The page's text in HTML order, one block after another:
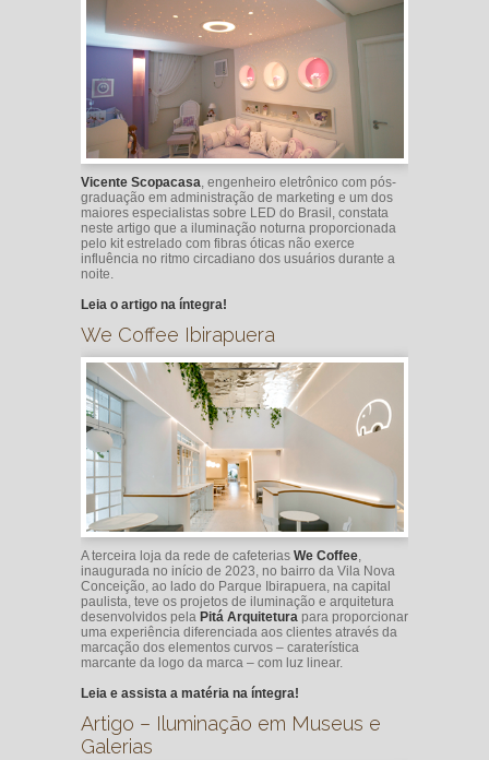
Vicente Scopacasa, engenheiro eletrônico com pós-
graduação em administração de marketing e um dos
maiores especialistas sobre LED do Brasil, constata
neste artigo que a iluminação noturna proporcionada
pelo kit estrelado com fibras óticas não exerce
influência no ritmo circadiano dos usuários durante a
noite.
Leia o artigo na íntegra!
We Coffee Ibirapuera
A terceira loja da rede de cafeterias We Coffee,
inaugurada no início de 2023, no bairro da Vila Nova
Conceição, ao lado do Parque Ibirapuera, na capital
paulista, teve os projetos de iluminação e arquitetura
desenvolvidos pela Pitá Arquitetura para proporcionar
uma experiência diferenciada aos clientes através da
marcação dos elementos curvos – caraterística
marcante da logo da marca – com luz linear.
Leia e assista a matéria na íntegra!
Artigo – Iluminação em Museus e
Galerias